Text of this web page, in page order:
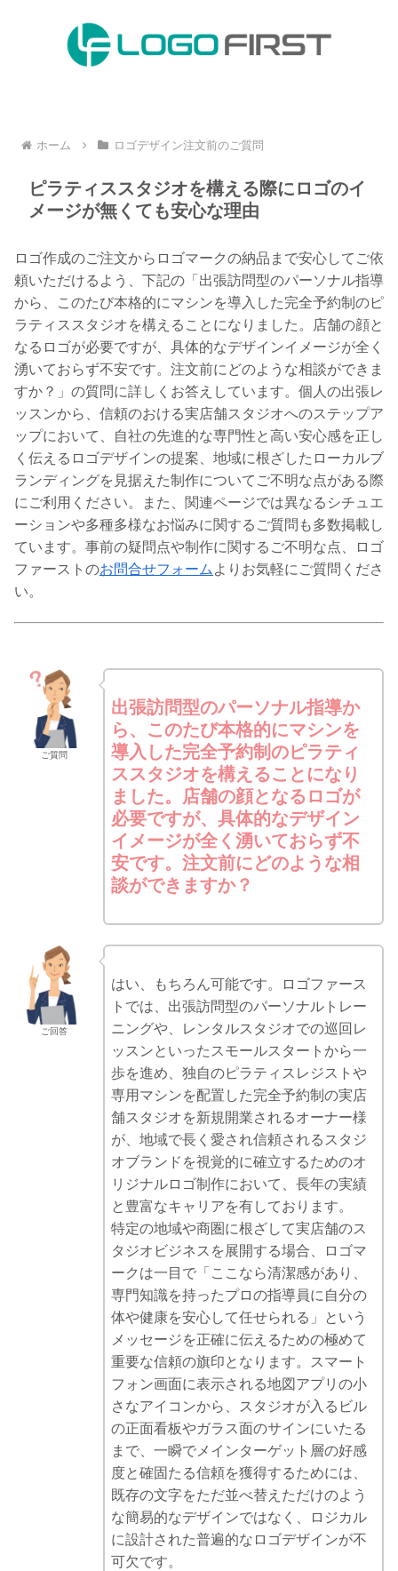
ホーム ロゴデザイン注文前のご質問
ピラティススタジオを構える際にロゴのイ
メージが無くても安心な理由
ロゴ作成のご注文からロゴマークの納品まで安心してご依
頼いただけるよう、下記の「出張訪問型のパーソナル指導
から、このたび本格的にマシンを導入した完全予約制のピ
ラティススタジオを構えることになりました。店舗の顔と
なるロゴが必要ですが、具体的なデザインイメージが全く
湧いておらず不安です。注文前にどのような相談ができま
すか？」の質問に詳しくお答えしています。個人の出張レ
ッスンから、信頼のおける実店舗スタジオへのステップア
ップにおいて、自社の先進的な専門性と高い安心感を正し
く伝えるロゴデザインの提案、地域に根ざしたローカルブ
ランディングを見据えた制作についてご不明な点がある際
にご利用ください。また、関連ページでは異なるシチュエ
ーションや多種多様なお悩みに関するご質問も多数掲載し
ています。事前の疑問点や制作に関するご不明な点、ロゴ
ファーストのお問合せフォーム よりお気軽にご質問くださ
い。
ご質問
出張訪問型のパーソナル指導か
ら、このたび本格的にマシンを
導入した完全予約制のピラティ
ススタジオを構えることになり
ました。店舗の顔となるロゴが
必要ですが、具体的なデザイン
イメージが全く湧いておらず不
安です。注文前にどのような相
談ができますか？
ご回答
はい、もちろん可能です。ロゴファース
トでは、出張訪問型のパーソナルトレー
ニングや、レンタルスタジオでの巡回レ
ッスンといったスモールスタートから一
歩を進め、独自のピラティスレジストや
専用マシンを配置した完全予約制の実店
舗スタジオを新規開業されるオーナー様
が、地域で長く愛され信頼されるスタジ
オブランドを視覚的に確立するためのオ
リジナルロゴ制作において、長年の実績
と豊富なキャリアを有しております。
特定の地域や商圏に根ざして実店舗のス
タジオビジネスを展開する場合、ロゴマ
ークは一目で「ここなら清潔感があり、
専門知識を持ったプロの指導員に自分の
体や健康を安心して任せられる」という
メッセージを正確に伝えるための極めて
重要な信頼の旗印となります。スマート
フォン画面に表示される地図アプリの小
さなアイコンから、スタジオが入るビル
の正面看板やガラス面のサインにいたる
まで、一瞬でメインターゲット層の好感
度と確固たる信頼を獲得するためには、
既存の文字をただ並べ替えただけのよう
な簡易的なデザインではなく、ロジカル
に設計された普遍的なロゴデザインが不
可欠です。